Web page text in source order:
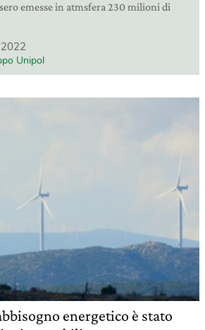
emesse in atmsfera 230 milioni di
Unipol
energetico è stato